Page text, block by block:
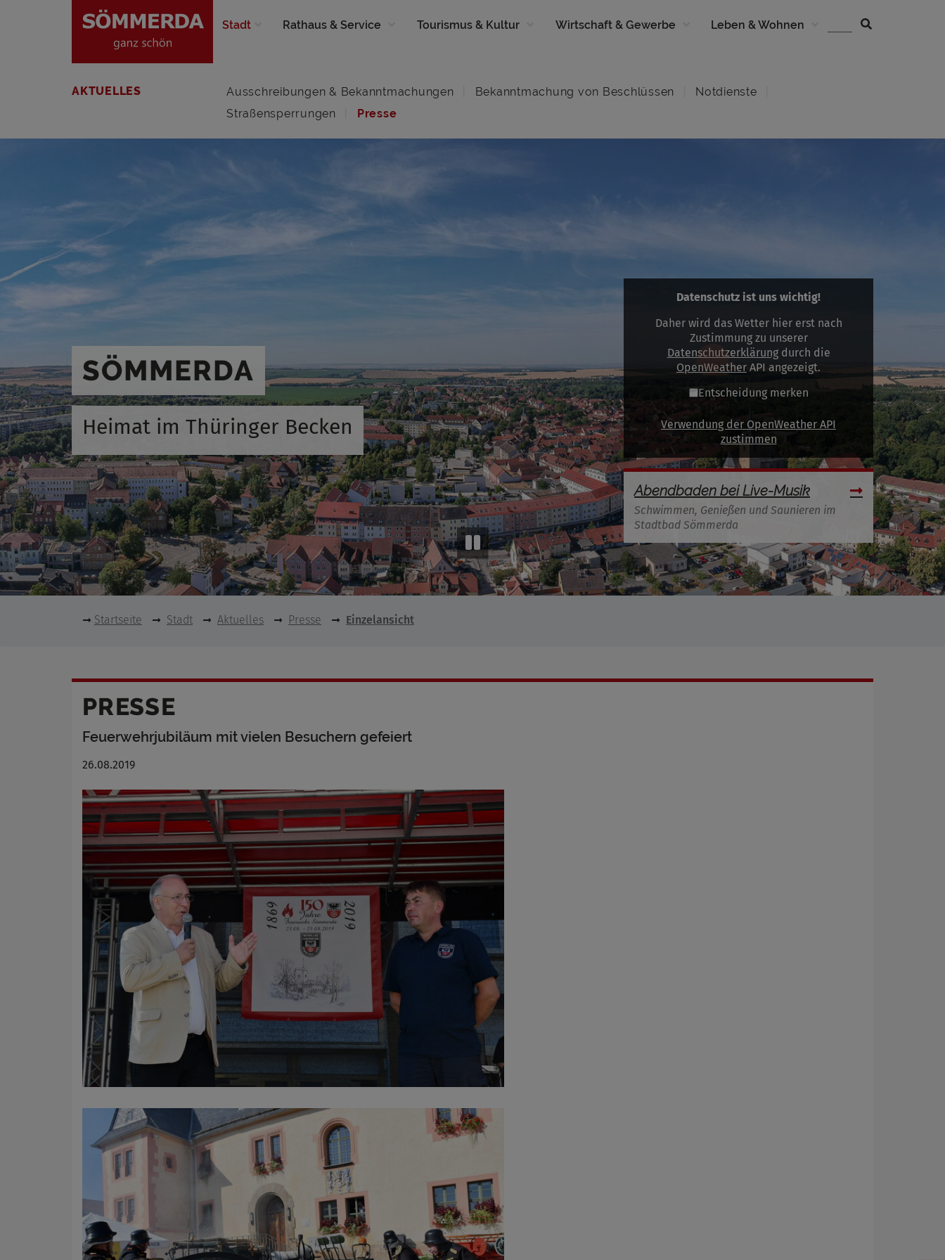
Stadt Rathaus & Service Tourismus & Kultur Wirtschaft & Gewerbe Leben & Wohnen
AKTUELLES Ausschreibungen & Bekanntmachungen Bekanntmachung von Beschlüssen
Notdienste
Straßensperrungen
Presse
SÖMMERDA
Heimat im Thüringer Becken
Datenschutz ist uns wichtig!
Daher wird das Wetter hier erst nach
Zustimmung zu unserer
Datenschutzerklärungdurch die
OpenWeather API angezeigt.
Entscheidung merken
Verwendung der OpenWeather API
zustimmen
Abendbaden bei Live-Musik
Schwimmen, Genießen und Saunieren im
Stadtbad Sömmerda
Startseite Stadt Aktuelles Presse Einzelansicht
PRESSE
Feuerwehrjubiläum mit vielen Besuchern gefeiert
26.08.2019